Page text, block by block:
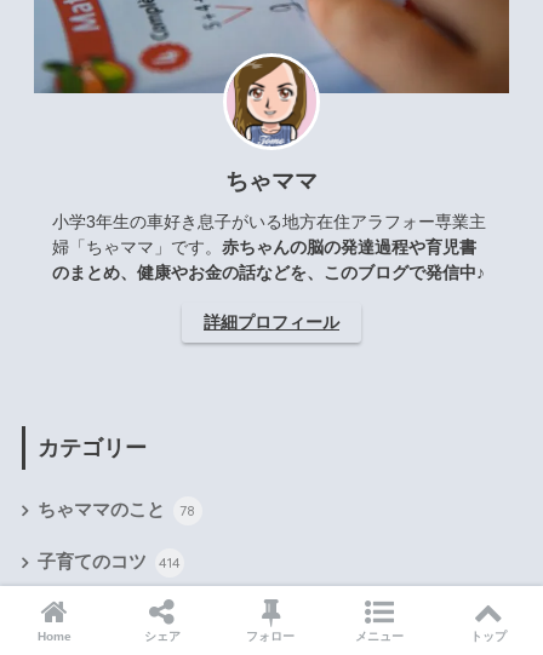
ちゃママ
小学3年生の車好き息子がいる地方在住アラフォー専業主
婦「ちゃママ」です。 赤ちゃんの脳の発達過程や育児書
のまとめ、健康やお金の話などを、このブログで発信中♪
詳細プロフィール
カテゴリー
ちゃママのこと 78
子育てのコツ 414
息子のこと 72
Home シェア フォロー メニュー トップ